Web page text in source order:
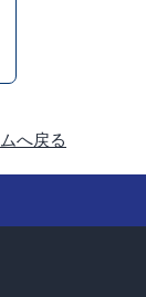
へ戻る